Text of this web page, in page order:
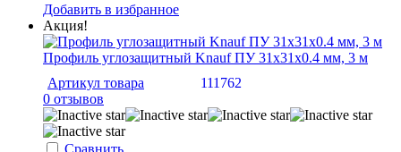
Добавить в избранное
Акция!
Профиль углозащитный Knauf ПУ 31х31х0.4 мм, 3 м
Артикул товара
111762
0 отзывов
Сравнить